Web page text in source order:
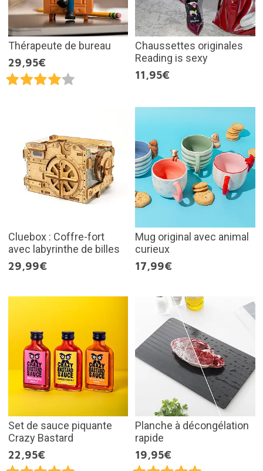
Thérapeute de bureau
29,95€
Chaussettes originales
Reading is sexy
11,95€
Cluebox : Coffre-fort
avec labyrinthe de billes
29,99€
Mug original avec animal
curieux
17,99€
Set de sauce piquante
Crazy Bastard
22,95€
Planche à décongélation
rapide
19,95€